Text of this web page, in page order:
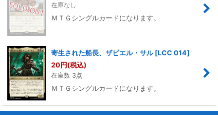
在庫なし
ＭＴＧシングルカードになります。
寄生された船長、ザビエル・サル [LCC 014]
20円(税込)
在庫数 3点
ＭＴＧシングルカードになります。